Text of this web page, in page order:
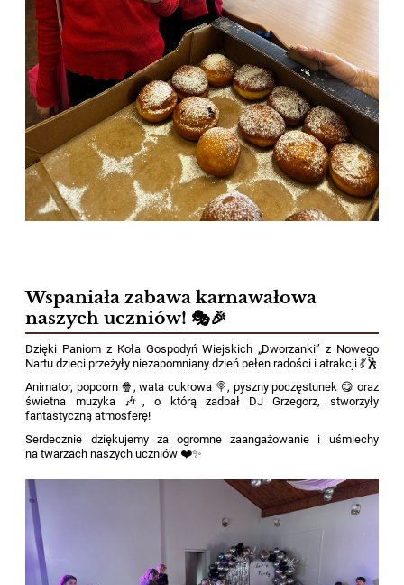
Wspaniała zabawa karnawałowa
naszych uczniów! 🎭🎉
Dzięki Paniom z Koła Gospodyń Wiejskich „Dworzanki” z Nowego
Nartu dzieci przeżyły niezapomniany dzień pełen radości i atrakcji 💃🕺
Animator, popcorn 🍿, wata cukrowa 🍭, pyszny poczęstunek 😋 oraz
świetna muzyka 🎶, o którą zadbał DJ Grzegorz, stworzyły
fantastyczną atmosferę!
Serdecznie dziękujemy za ogromne zaangażowanie i uśmiechy
na twarzach naszych uczniów ❤️✨